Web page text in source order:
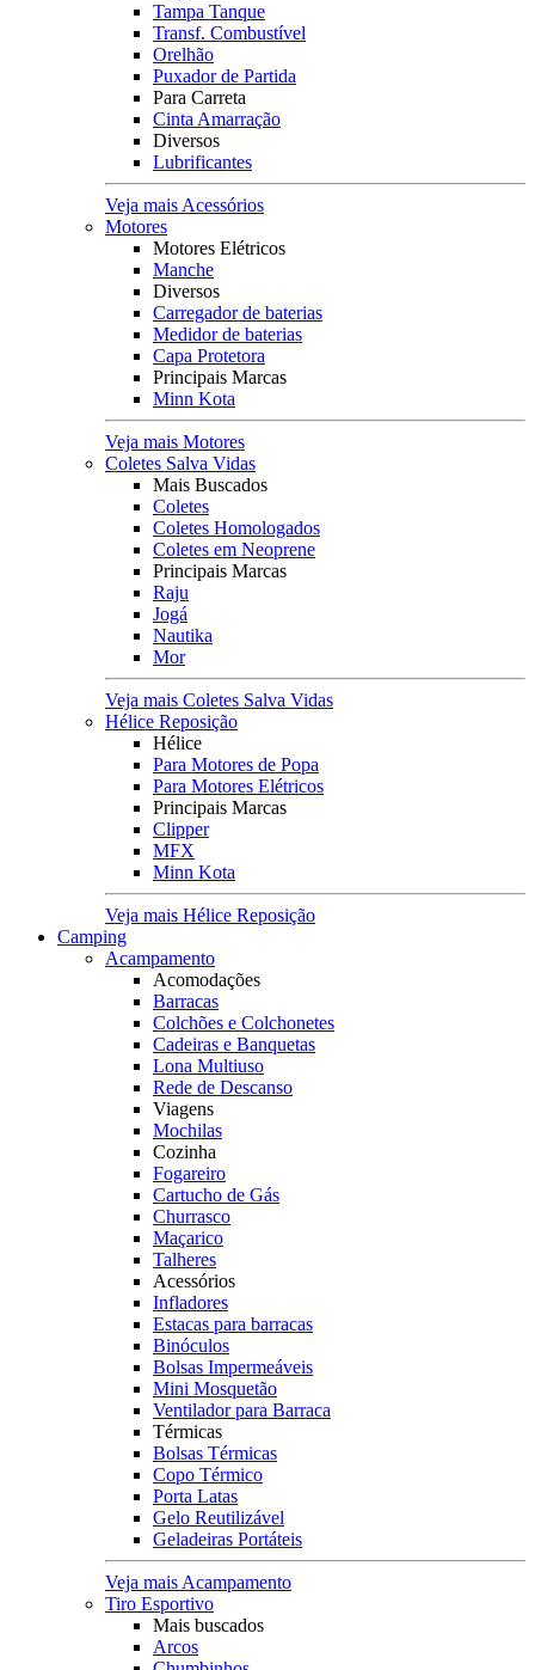
Tampa Tanque
Transf. Combustível
Orelhão
Puxador de Partida
Para Carreta
Cinta Amarração
Diversos
Lubrificantes
Veja mais Acessórios
Motores
Motores Elétricos
Manche
Diversos
Carregador de baterias
Medidor de baterias
Capa Protetora
Principais Marcas
Minn Kota
Veja mais Motores
Coletes Salva Vidas
Mais Buscados
Coletes
Coletes Homologados
Coletes em Neoprene
Principais Marcas
Raju
Jogá
Nautika
Mor
Veja mais Coletes Salva Vidas
Hélice Reposição
Hélice
Para Motores de Popa
Para Motores Elétricos
Principais Marcas
Clipper
MFX
Minn Kota
Veja mais Hélice Reposição
Camping
Acampamento
Acomodações
Barracas
Colchões e Colchonetes
Cadeiras e Banquetas
Lona Multiuso
Rede de Descanso
Viagens
Mochilas
Cozinha
Fogareiro
Cartucho de Gás
Churrasco
Maçarico
Talheres
Acessórios
Infladores
Estacas para barracas
Binóculos
Bolsas Impermeáveis
Mini Mosquetão
Ventilador para Barraca
Térmicas
Bolsas Térmicas
Copo Térmico
Porta Latas
Gelo Reutilizável
Geladeiras Portáteis
Veja mais Acampamento
Tiro Esportivo
Mais buscados
Arcos